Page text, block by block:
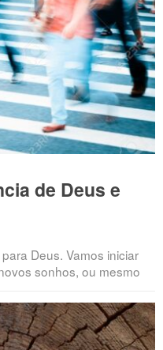
de Deus e
Deus. Vamos iniciar
sonhos, ou mesmo